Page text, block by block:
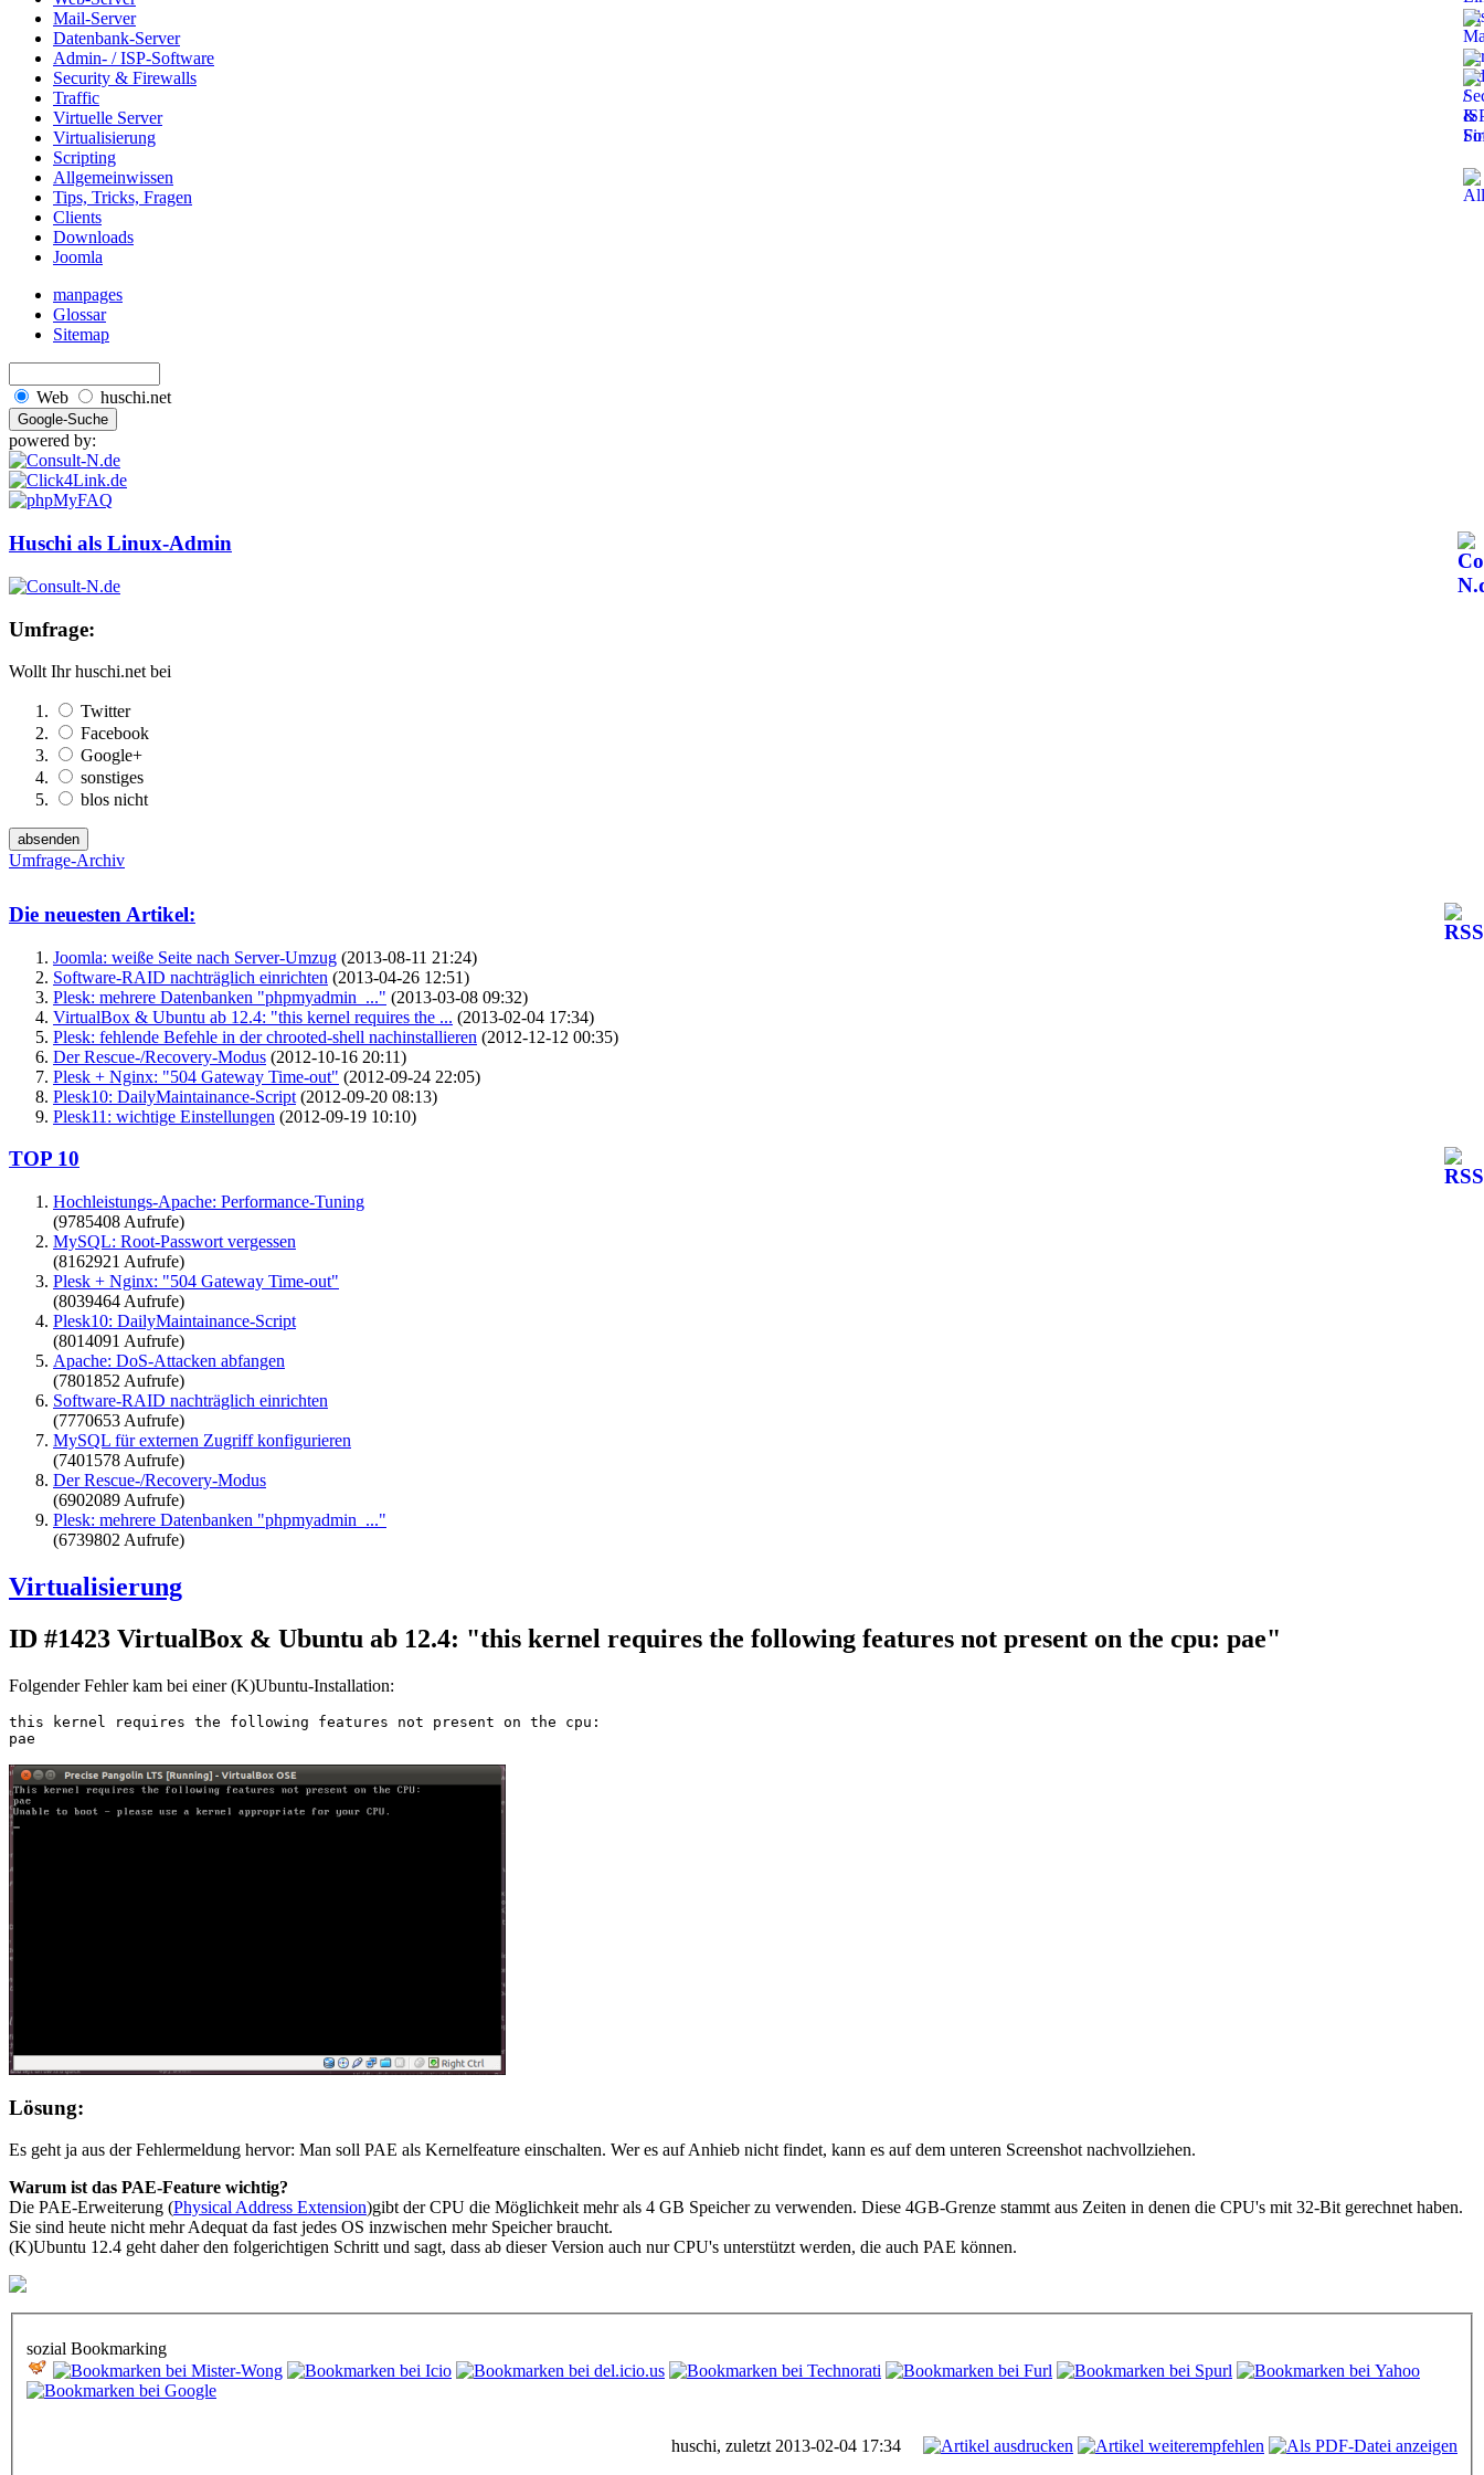
Mail-Server
Datenbank-Server
Admin- / ISP-Software
Security & Firewalls
Traffic
Virtuelle Server
Virtualisierung
Scripting
Allgemeinwissen
Tips, Tricks, Fragen
Clients
Downloads
Joomla
manpages
Glossar
Sitemap
Web huschi.net
powered by:
Huschi als Linux-Admin
Umfrage:
Wollt Ihr huschi.net bei
Twitter
Facebook
Google+
sonstiges
blos nicht
Umfrage-Archiv
Die neuesten Artikel:
Joomla: weiße Seite nach Server-Umzug (2013-08-11 21:24)
Software-RAID nachträglich einrichten (2013-04-26 12:51)
Plesk: mehrere Datenbanken "phpmyadmin_..." (2013-03-08 09:32)
VirtualBox & Ubuntu ab 12.4: "this kernel requires the ... (2013-02-04 17:34)
Plesk: fehlende Befehle in der chrooted-shell nachinstallieren (2012-12-12 00:35)
Der Rescue-/Recovery-Modus (2012-10-16 20:11)
Plesk + Nginx: "504 Gateway Time-out" (2012-09-24 22:05)
Plesk10: DailyMaintainance-Script (2012-09-20 08:13)
Plesk11: wichtige Einstellungen (2012-09-19 10:10)
TOP 10
Hochleistungs-Apache: Performance-Tuning
(9785408 Aufrufe)
MySQL: Root-Passwort vergessen
(8162921 Aufrufe)
Plesk + Nginx: "504 Gateway Time-out"
(8039464 Aufrufe)
Plesk10: DailyMaintainance-Script
(8014091 Aufrufe)
Apache: DoS-Attacken abfangen
(7801852 Aufrufe)
Software-RAID nachträglich einrichten
(7770653 Aufrufe)
MySQL für externen Zugriff konfigurieren
(7401578 Aufrufe)
Der Rescue-/Recovery-Modus
(6902089 Aufrufe)
Plesk: mehrere Datenbanken "phpmyadmin_..."
(6739802 Aufrufe)
Virtualisierung
ID #1423 VirtualBox & Ubuntu ab 12.4: "this kernel requires the following features not present on the cpu: pae"
Folgender Fehler kam bei einer (K)Ubuntu-Installation:
this kernel requires the following features not present on the cpu:
pae
Lösung:
Es geht ja aus der Fehlermeldung hervor: Man soll PAE als Kernelfeature einschalten. Wer es auf Anhieb nicht findet, kann es auf dem unteren Screenshot nachvollziehen.
Warum ist das PAE-Feature wichtig?
Die PAE-Erweiterung (Physical Address Extension)gibt der CPU die Möglichkeit mehr als 4 GB Speicher zu verwenden. Diese 4GB-Grenze stammt aus Zeiten in denen die CPU's mit 32-Bit gerechnet haben.
Sie sind heute nicht mehr Adequat da fast jedes OS inzwischen mehr Speicher braucht.
(K)Ubuntu 12.4 geht daher den folgerichtigen Schritt und sagt, dass ab dieser Version auch nur CPU's unterstützt werden, die auch PAE können.
sozial Bookmarking
huschi, zuletzt 2013-02-04 17:34